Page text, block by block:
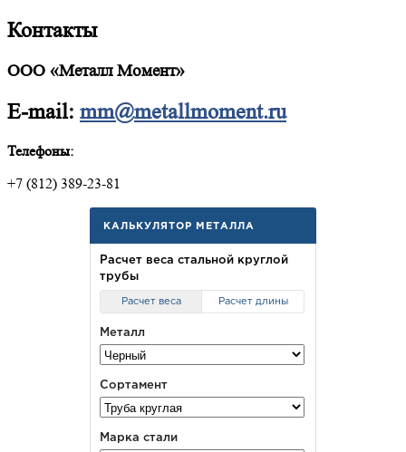
Контакты
ООО «Металл Момент»
E-mail: mm@metallmoment.ru
Телефоны:
+7 (812) 389-23-81